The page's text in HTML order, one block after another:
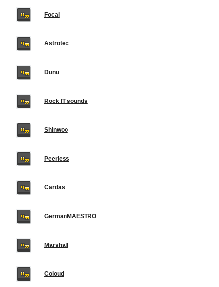
Focal
Astrotec
Dunu
Rock IT sounds
Shinwoo
Peerless
Cardas
GermanMAESTRO
Marshall
Coloud